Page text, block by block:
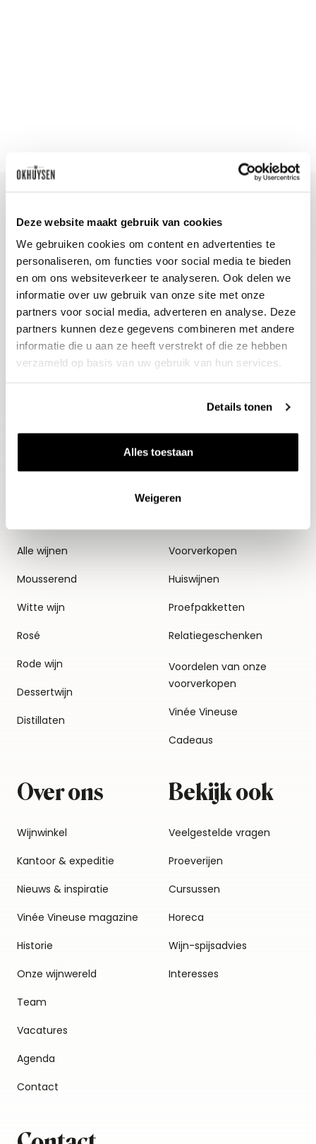
Deze website maakt gebruik van cookies
We gebruiken cookies om content en advertenties te
personaliseren, om functies voor social media te bieden
en om ons websiteverkeer te analyseren. Ook delen we
informatie over uw gebruik van onze site met onze
partners voor social media, adverteren en analyse. Deze
partners kunnen deze gegevens combineren met andere
informatie die u aan ze heeft verstrekt of die ze hebben
verzameld op basis van uw gebruik van hun services.
Details tonen
Alles toestaan
Weigeren
Blijf op de hoogte
Ontvang het laatste wijnnieuws, proeverijen en
evenementen
E-mailadres
Aanmelden
Alle wijnen
Mousserend
Witte wijn
Rosé
Rode wijn
Dessertwijn
Distillaten
Thema's
Voorverkopen
Huiswijnen
Proefpakketten
Relatiegeschenken
Voordelen van onze
voorverkopen
Vinée Vineuse
Cadeaus
Over ons
Wijnwinkel
Kantoor & expeditie
Nieuws & inspiratie
Vinée Vineuse magazine
Historie
Onze wijnwereld
Team
Vacatures
Agenda
Contact
Bekijk ook
Veelgestelde vragen
Proeverijen
Cursussen
Horeca
Wijn-spijsadvies
Interesses